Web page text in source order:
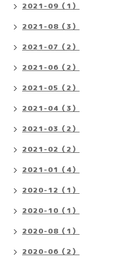
2021-09（1）
2021-08（3）
2021-07（2）
2021-06（2）
2021-05（2）
2021-04（3）
2021-03（2）
2021-02（2）
2021-01（4）
2020-12（1）
2020-10（1）
2020-08（1）
2020-06（2）